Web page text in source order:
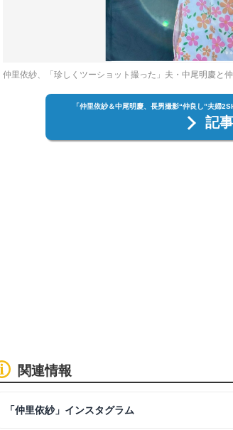
仲里依紗、「珍しくツーショット撮った」夫・中尾明慶
「仲里依紗＆中尾明慶、長男撮影“仲良し”夫婦
記
関連情報
「仲里依紗」インスタグラム